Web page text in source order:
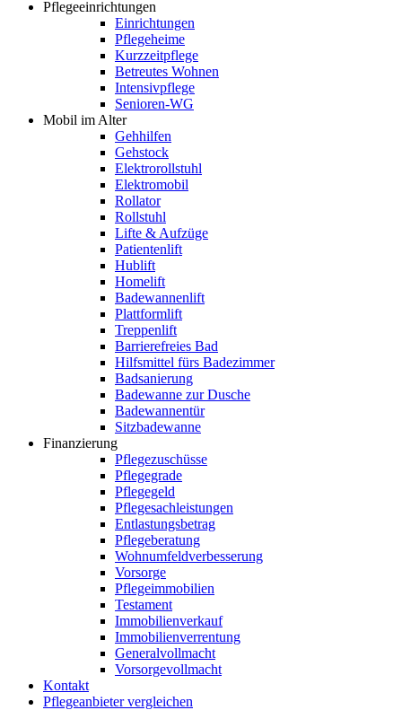
Pflegeeinrichtungen
Einrichtungen
Pflegeheime
Kurzzeitpflege
Betreutes Wohnen
Intensivpflege
Senioren-WG
Mobil im Alter
Gehhilfen
Gehstock
Elektrorollstuhl
Elektromobil
Rollator
Rollstuhl
Lifte & Aufzüge
Patientenlift
Hublift
Homelift
Badewannenlift
Plattformlift
Treppenlift
Barrierefreies Bad
Hilfsmittel fürs Badezimmer
Badsanierung
Badewanne zur Dusche
Badewannentür
Sitzbadewanne
Finanzierung
Pflegezuschüsse
Pflegegrade
Pflegegeld
Pflegesachleistungen
Entlastungsbetrag
Pflegeberatung
Wohnumfeldverbesserung
Vorsorge
Pflegeimmobilien
Testament
Immobilienverkauf
Immobilienverrentung
Generalvollmacht
Vorsorgevollmacht
Kontakt
Pflegeanbieter vergleichen